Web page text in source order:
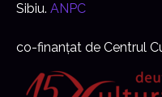
Sibiu. ANPC
co-finanțat de Centrul